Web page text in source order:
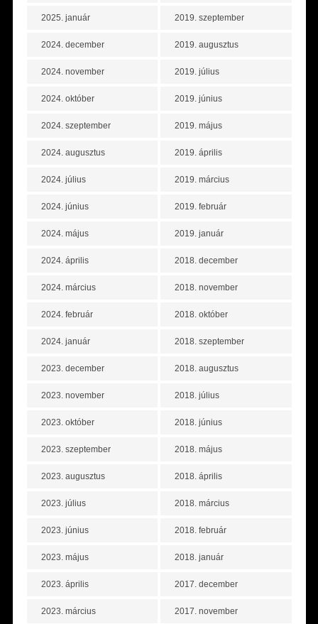
2025. január
2024. december
2024. november
2024. október
2024. szeptember
2024. augusztus
2024. július
2024. június
2024. május
2024. április
2024. március
2024. február
2024. január
2023. december
2023. november
2023. október
2023. szeptember
2023. augusztus
2023. július
2023. június
2023. május
2023. április
2023. március
2019. szeptember
2019. augusztus
2019. július
2019. június
2019. május
2019. április
2019. március
2019. február
2019. január
2018. december
2018. november
2018. október
2018. szeptember
2018. augusztus
2018. július
2018. június
2018. május
2018. április
2018. március
2018. február
2018. január
2017. december
2017. november